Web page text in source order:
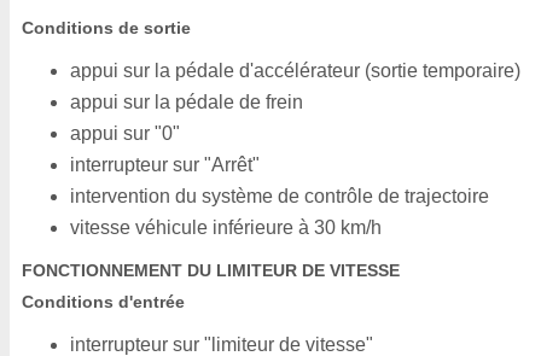
Conditions de sortie
appui sur la pédale d'accélérateur (sortie temporaire)
appui sur la pédale de frein
appui sur "0"
interrupteur sur "Arrêt"
intervention du système de contrôle de trajectoire
vitesse véhicule inférieure à 30 km/h
FONCTIONNEMENT DU LIMITEUR DE VITESSE
Conditions d'entrée
interrupteur sur "limiteur de vitesse"